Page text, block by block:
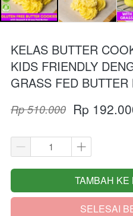
KELAS BUTTER
KIDS FRIENDLY
GRASS FED BUTTER
Rp 510.000 Rp
`
TAMBAH
`SELESAI